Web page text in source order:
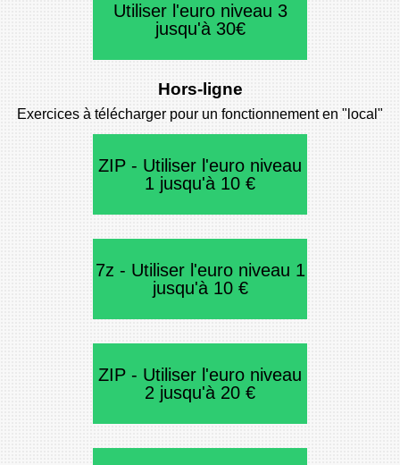
Utiliser l'euro niveau 3
jusqu'à 30€
Hors-ligne
Exercices à télécharger pour un fonctionnement en "local"
ZIP - Utiliser l'euro niveau
1 jusqu'à 10 €
7z - Utiliser l'euro niveau 1
jusqu'à 10 €
ZIP - Utiliser l'euro niveau
2 jusqu'à 20 €